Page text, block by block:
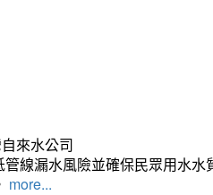
來水公司
線漏水風險並確保民眾用水
more...